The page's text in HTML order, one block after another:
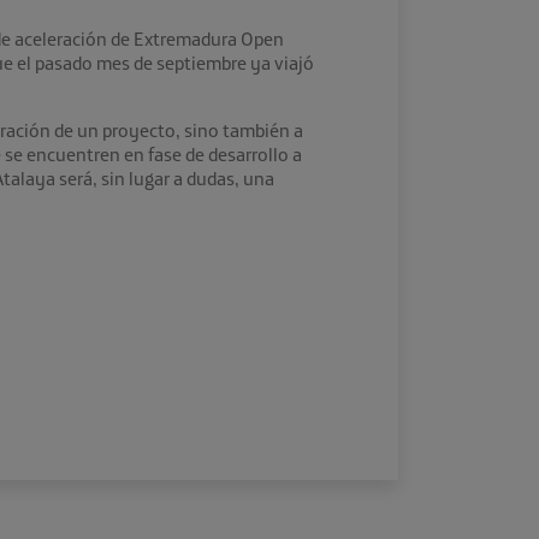
aceleración de Extremadura Open
el pasado mes de septiembre ya viajó
de un proyecto, sino también a
encuentren en fase de desarrollo a
será, sin lugar a dudas, una